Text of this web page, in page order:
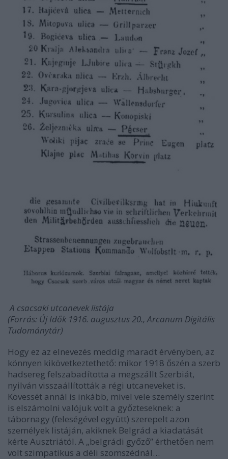
A csacsaki utcanevek listája
(Forrás: Új Idők 1916. augusztus 20., Arcanum Digitális
Tudománytár)
Hogy ez az elnevezés meddig maradt érvényben, az
könnyen kikövetkeztethető: mikor 1918 őszén a szerb
hadsereg felszabadította a megszállt Szerbiát,
nyilván visszaállították a régi utcaneveket is.
Kövessét annál is inkább, mivel vele személy szerint
is elszámolni valójuk volt a győzteseknek: a
tábornagy (feleségével együtt) szerepelt azon
személyek listáján, akiknek Belgrád a kiadatását
kérte Ausztriától. A „belgrádi győző” érthetően nem
volt szimpatikus a déli szomszédnál…